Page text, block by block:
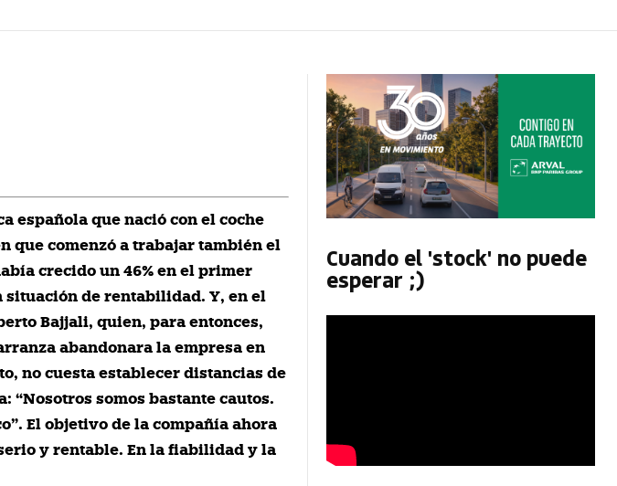
española que nació con el coche
que comenzó a trabajar también el
crecido un 46% en el primer
situación de rentabilidad. Y, en el
Bajjali, quien, para entonces,
abandonara la empresa en
no cuesta establecer distancias de
“Nosotros somos bastante cautos.
El objetivo de la compañía ahora
y rentable. En la fiabilidad y la
Cuando el 'stock' no puede
esperar ;)